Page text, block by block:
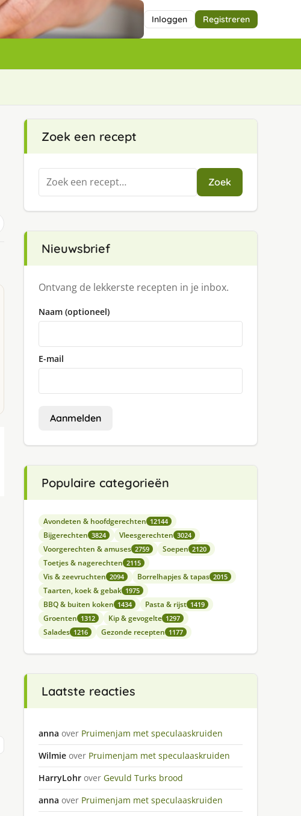
Inloggen Registreren
Zoek een recept
Zoeken
naar:
Zoek
Nieuwsbrief
Ontvang de lekkerste recepten in je inbox.
Naam (optioneel)
E-mail
Aanmelden
Populaire categorieën
Avondeten & hoofdgerechten 12144
Bijgerechten 3824 Vleesgerechten 3024
Voorgerechten & amuses 2759 Soepen 2120
Toetjes & nagerechten 2115
Vis & zeevruchten 2094 Borrelhapjes & tapas 2015
Taarten, koek & gebak 1975
BBQ & buiten koken 1434 Pasta & rijst 1419
Groenten 1312 Kip & gevogelte 1297
Salades 1216 Gezonde recepten 1177
Laatste reacties
anna over Pruimenjam met speculaaskruiden
Wilmie over Pruimenjam met speculaaskruiden
HarryLohr over Gevuld Turks brood
anna over Pruimenjam met speculaaskruiden